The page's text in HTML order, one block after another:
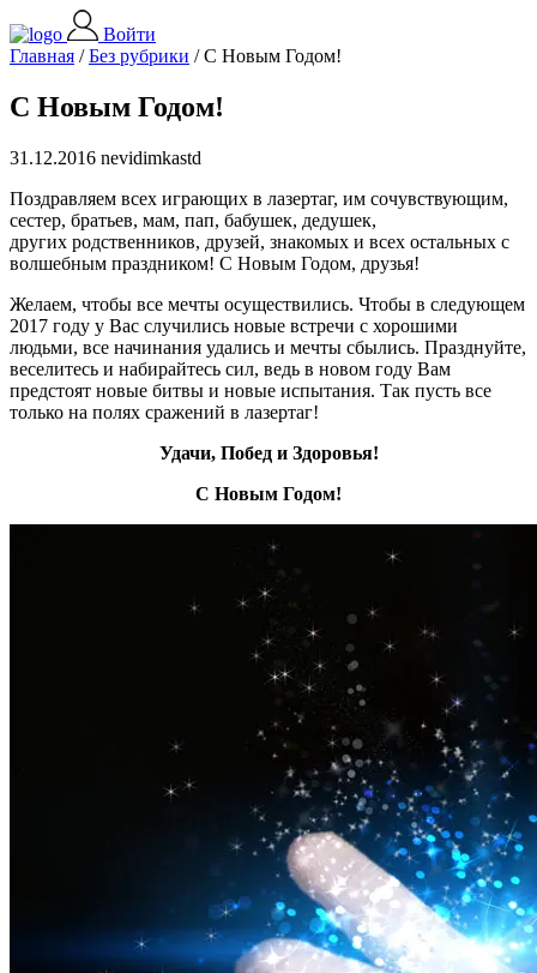
Войти
Главная /Без рубрики /С Новым Годом!
С Новым Годом!
31.12.2016 nevidimkastd
Поздравляем всех играющих в лазертаг, им сочувствующим,
сестер, братьев, мам, пап, бабушек, дедушек,
других родственников, друзей, знакомых и всех остальных с
волшебным праздником! С Новым Годом, друзья!
Желаем, чтобы все мечты осуществились. Чтобы в следующем
2017 году у Вас случились новые встречи с хорошими
людьми, все начинания удались и мечты сбылись. Празднуйте,
веселитесь и набирайтесь сил, ведь в новом году Вам
предстоят новые битвы и новые испытания. Так пусть все
только на полях сражений в лазертаг!
Удачи, Побед и Здоровья!
С Новым Годом!